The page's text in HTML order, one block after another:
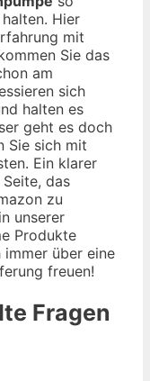
Hier
mit
Sie das
am
sich
halten es
geht es doch
Sie sich mit
Ein klarer
das
zu
unserer
Produkte
immer über eine
freuen!
Fragen